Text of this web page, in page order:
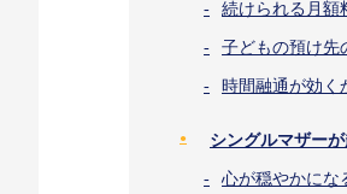
続けられる月額
子どもの預け先
時間融通が効く
シングルマザー
心が穏やかにな